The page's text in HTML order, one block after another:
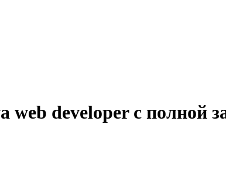
web developer с полной